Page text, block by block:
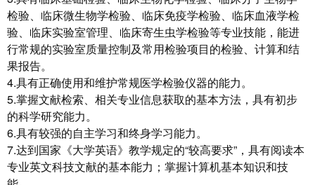
检验、临床微生物学检验、临床免疫学检验、临床血液学检
验、临床实验室管理、临床寄生虫学检验等专业技能，能进
行常规的实验室质量控制及常用检验项目的检验、计算和结
果报告。
4.具有正确使用和维护常规医学检验仪器的能力。
5.掌握文献检索、相关专业信息获取的基本方法，具有初步
的科学研究能力。
6.具有较强的自主学习和终身学习能力。
7.达到国家《大学英语》教学规定的“较高要求”，具有阅读本
专业英文科技文献的基本能力；掌握计算机基本知识和技